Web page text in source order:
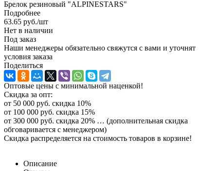
Брелок резиновый "ALPINESTARS"
Подробнее
63.65 руб./шт
Нет в наличии
Под заказ
Наши менеджеры обязательно свяжутся с вами и уточнят
условия заказа
Поделиться
Оптовые цены с минимальной наценкой!
Скидка за опт:
от 50 000 руб. скидка 10%
от 100 000 руб. скидка 15%
от 300 000 руб. скидка 20% … (дополнительная скидка
обговаривается с менеджером)
Скидка распределяется на стоимость товаров в корзине!
Описание